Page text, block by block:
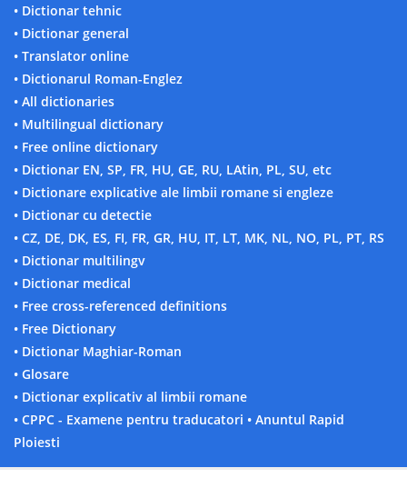
• Dictionar tehnic
• Dictionar general
• Translator online
• Dictionarul Roman-Englez
• All dictionaries
• Multilingual dictionary
• Free online dictionary
• Dictionar EN, SP, FR, HU, GE, RU, LAtin, PL, SU, etc
• Dictionare explicative ale limbii romane si engleze
• Dictionar cu detectie
• CZ, DE, DK, ES, FI, FR, GR, HU, IT, LT, MK, NL, NO, PL, PT, RS
• Dictionar multilingv
• Dictionar medical
• Free cross-referenced definitions
• Free Dictionary
• Dictionar Maghiar-Roman
• Glosare
• Dictionar explicativ al limbii romane
• CPPC - Examene pentru traducatori • Anuntul Rapid
Ploiesti